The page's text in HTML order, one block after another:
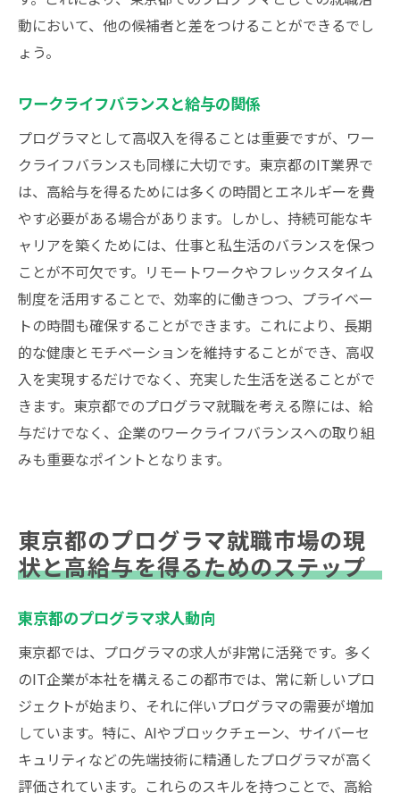
動において、他の候補者と差をつけることができるでし
ょう。
ワークライフバランスと給与の関係
プログラマとして高収入を得ることは重要ですが、ワー
クライフバランスも同様に大切です。東京都のIT業界で
は、高給与を得るためには多くの時間とエネルギーを費
やす必要がある場合があります。しかし、持続可能なキ
ャリアを築くためには、仕事と私生活のバランスを保つ
ことが不可欠です。リモートワークやフレックスタイム
制度を活用することで、効率的に働きつつ、プライベー
トの時間も確保することができます。これにより、長期
的な健康とモチベーションを維持することができ、高収
入を実現するだけでなく、充実した生活を送ることがで
きます。東京都でのプログラマ就職を考える際には、給
与だけでなく、企業のワークライフバランスへの取り組
みも重要なポイントとなります。
東京都のプログラマ就職市場の現
状と高給与を得るためのステップ
東京都のプログラマ求人動向
東京都では、プログラマの求人が非常に活発です。多く
のIT企業が本社を構えるこの都市では、常に新しいプロ
ジェクトが始まり、それに伴いプログラマの需要が増加
しています。特に、AIやブロックチェーン、サイバーセ
キュリティなどの先端技術に精通したプログラマが高く
評価されています。これらのスキルを持つことで、高給